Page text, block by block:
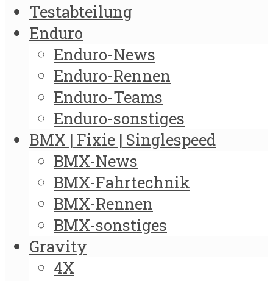
Testabteilung
Enduro
Enduro-News
Enduro-Rennen
Enduro-Teams
Enduro-sonstiges
BMX | Fixie | Singlespeed
BMX-News
BMX-Fahrtechnik
BMX-Rennen
BMX-sonstiges
Gravity
4X